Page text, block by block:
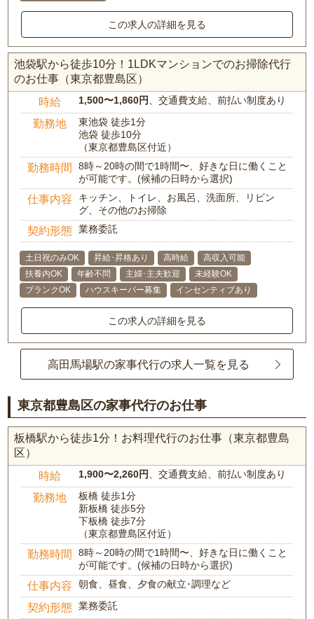
この求人の詳細を見る
池袋駅から徒歩10分！1LDKマンションでのお掃除代行
のお仕事（東京都豊島区）
時給 1,500〜1,860円、交通費支給、前払い制度あり
勤務地
東池袋 徒歩1分
池袋 徒歩10分
（東京都豊島区付近）
勤務時間
8時～20時の間で1時間〜、好きな日に働くこと
が可能です。(候補の日時から選択)
仕事内容
キッチン、トイレ、お風呂、洗面所、リビン
グ、その他のお掃除
契約形態 業務委託
土日祝のみOK 昇給･昇格あり 高時給
高収入可能
扶養内OK
年齢不問 主婦･主夫歓迎
未経験OK
ブランクOK
ハウスキーパー募集 インセンティブあり
この求人の詳細を見る
高田馬場駅の家事代行の求人一覧を見る
東京都豊島区の家事代行のお仕事
板橋駅から徒歩1分！お料理代行のお仕事（東京都豊島
区）
時給 1,900〜2,260円 、交通費支給、前払い制度あり
勤務地
板橋 徒歩1分
新板橋 徒歩5分
下板橋 徒歩7分
（東京都豊島区付近）
勤務時間
8時～20時の間で1時間〜、好きな日に働くこと
が可能です。(候補の日時から選択)
仕事内容 朝食、昼食、夕食の献立･調理など
契約形態 業務委託